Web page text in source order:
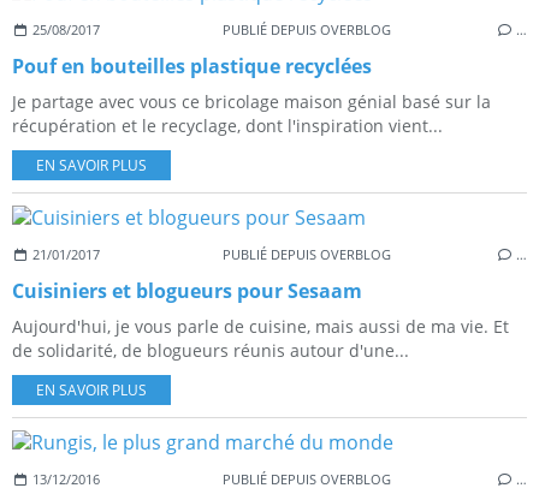
25/08/2017 PUBLIÉ DEPUIS OVERBLOG …
Pouf en bouteilles plastique recyclées
Je partage avec vous ce bricolage maison génial basé sur la
récupération et le recyclage, dont l'inspiration vient...
EN SAVOIR PLUS
21/01/2017 PUBLIÉ DEPUIS OVERBLOG …
Cuisiniers et blogueurs pour Sesaam
Aujourd'hui, je vous parle de cuisine, mais aussi de ma vie. Et
de solidarité, de blogueurs réunis autour d'une...
EN SAVOIR PLUS
13/12/2016 PUBLIÉ DEPUIS OVERBLOG …